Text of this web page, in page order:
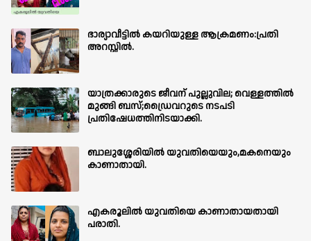
ഭാര്യാവീട്ടിൽ കയറിയുള്ള ആക്രമണം:പ്രതി
അറസ്റ്റിൽ.
യാത്രക്കാരുടെ ജീവന് പുല്ലുവില; വെള്ളത്തിൽ
മുങ്ങി ബസ്;ഡ്രൈവറുടെ നടപടി
പ്രതിഷേധത്തിനിടയാക്കി.
ബാലുശ്ശേരിയില്‍ യുവതിയെയും,മകനെയും
കാണാതായി.
എകരൂലിൽ യുവതിയെ കാണാതായതായി
പരാതി.